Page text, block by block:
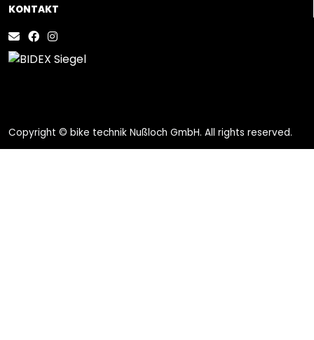
KONTAKT
Copyright © bike technik Nußloch GmbH. All rights reserved.